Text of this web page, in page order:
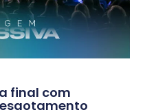
final com